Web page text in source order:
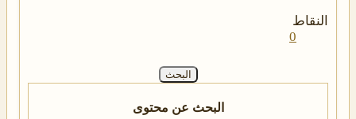
النقاط
0
البحث
البحث عن محتوى